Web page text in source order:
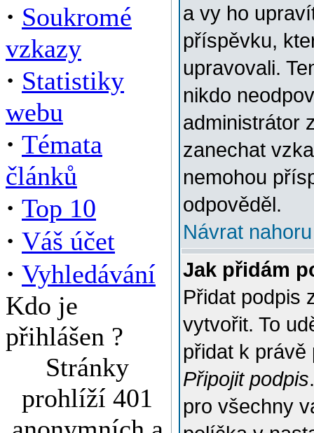
· Soukromé
vzkazy
· Statistiky
webu
· Témata
článků
· Top 10
· Váš účet
· Vyhledávání
Kdo je
přihlášen ?
Stránky
prohlíží 401
a vy ho
příspěvku,
upravovali.
nikdo
administrátor
zanechat
nemohou
odpověděl.
Návrat nahoru
Jak přidám
Přidat podpis
vytvořit. To
přidat k
Připojit podpis
pro všechny